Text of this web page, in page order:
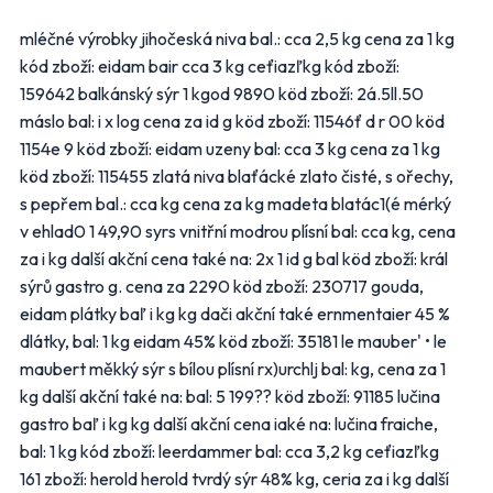
mléčné výrobky jihočeská niva bal.: cca 2,5 kg cena za 1 kg
kód zboží: eidam bair cca 3 kg ceťiazľkg kód zboží:
159642 balkánský sýr 1 kgod 9890 köd zboží: 2á.5ll.50
máslo bal: i x log cena za id g köd zboží: 11546ť d r 00 köd
1154e 9 köd zboží: eidam uzeny bal: cca 3 kg cena za 1 kg
köd zboží: 115455 zlatá niva blaťácké zlato čisté, s ořechy,
s pepřem bal.: cca kg cena za kg madeta blatác1(é mérký
v ehlad0 1 49,90 syrs vnitřní modrou plísní bal: cca kg, cena
za i kg další akční cena také na: 2x 1 id g bal köd zboží: král
sýrů gastro g. cena za 2290 köd zboží: 230717 gouda,
eidam plátky baľ i kg kg dači akční také ernmentaier 45 %
dlátky, bal: 1 kg eidam 45% köd zboží: 35181 le mauber' • le
maubert měkký sýr s bílou plísní rx)urchlj bal: kg, cena za 1
kg další akční také na: bal: 5 199?? köd zboží: 91185 lučina
gastro baľ i kg kg další akční cena iaké na: lučina fraiche,
bal: 1 kg kód zboží: leerdammer bal: cca 3,2 kg ceťiazľkg
161 zboží: herold herold tvrdý sýr 48% kg, ceria za i kg další
Další obchody podle kategorií
Bydlení, zahrada
Drogerie, kosmetika
Elektro
Nábytek
Oblečení
Obuv
Sport
Pro děti, hračky
Lékárny
Auto moto
Ostatní supermarkety
Přihlásit k odběru